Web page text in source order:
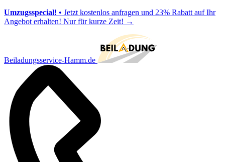
Umzugsspecial! • Jetzt kostenlos anfragen und 23% Rabatt auf Ihr
Angebot erhalten! Nur für kurze Zeit! →
Beiladungsservice-Hamm.de